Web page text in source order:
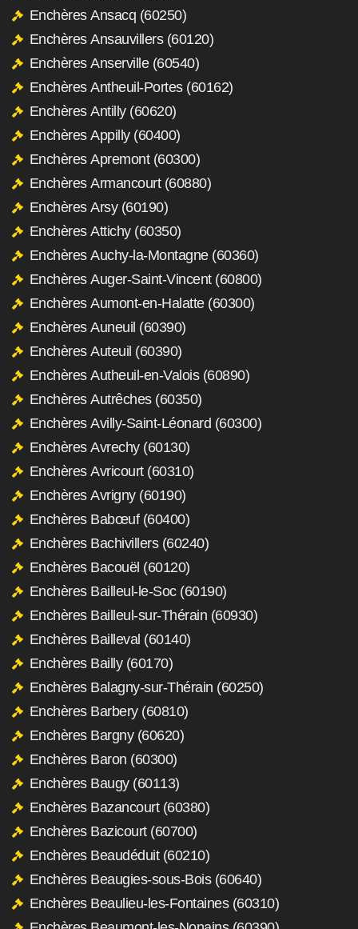
Enchères Ansacq (60250)
Enchères Ansauvillers (60120)
Enchères Anserville (60540)
Enchères Antheuil-Portes (60162)
Enchères Antilly (60620)
Enchères Appilly (60400)
Enchères Apremont (60300)
Enchères Armancourt (60880)
Enchères Arsy (60190)
Enchères Attichy (60350)
Enchères Auchy-la-Montagne (60360)
Enchères Auger-Saint-Vincent (60800)
Enchères Aumont-en-Halatte (60300)
Enchères Auneuil (60390)
Enchères Auteuil (60390)
Enchères Autheuil-en-Valois (60890)
Enchères Autrêches (60350)
Enchères Avilly-Saint-Léonard (60300)
Enchères Avrechy (60130)
Enchères Avricourt (60310)
Enchères Avrigny (60190)
Enchères Babœuf (60400)
Enchères Bachivillers (60240)
Enchères Bacouël (60120)
Enchères Bailleul-le-Soc (60190)
Enchères Bailleul-sur-Thérain (60930)
Enchères Bailleval (60140)
Enchères Bailly (60170)
Enchères Balagny-sur-Thérain (60250)
Enchères Barbery (60810)
Enchères Bargny (60620)
Enchères Baron (60300)
Enchères Baugy (60113)
Enchères Bazancourt (60380)
Enchères Bazicourt (60700)
Enchères Beaudéduit (60210)
Enchères Beaugies-sous-Bois (60640)
Enchères Beaulieu-les-Fontaines (60310)